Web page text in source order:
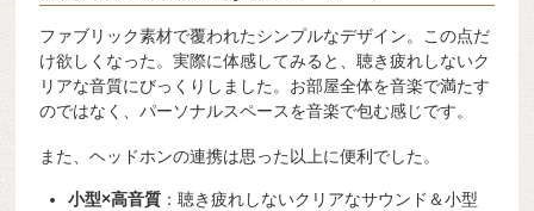
ファブリック素材で覆われたシンプルなデザイン。この点だ
け欲しくなった。実際に体感してみると、聴き疲れしないク
リアな音質にびっくりしました。お部屋全体を音楽で満たす
のではなく、パーソナルスペースを音楽で包む感じです。
また、ヘッドホンの連携は思った以上に便利でした。
小型×高音質 ：聴き疲れしないクリアなサウンド＆小型